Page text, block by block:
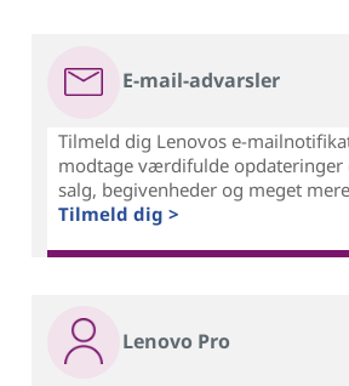
E-mail-advarsler
Tilmeld dig Lenovos e-
modtage værdifulde opdateringer
salg, begivenheder og meget
Tilmeld dig >
Lenovo Pro